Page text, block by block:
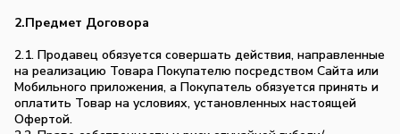
2.Предмет Договора
2.1. Продавец обязуется совершать действия, направленные
на реализацию Товара Покупателю посредством Сайта или
Мобильного приложения, а Покупатель обязуется принять и
оплатить Товар на условиях, установленных настоящей
Офертой.